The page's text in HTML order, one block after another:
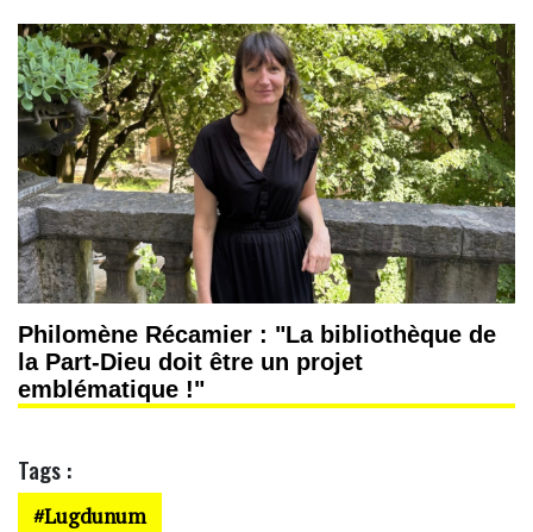
Philomène Récamier : "La bibliothèque de
la Part-Dieu doit être un projet
emblématique !"
Tags :
Lugdunum